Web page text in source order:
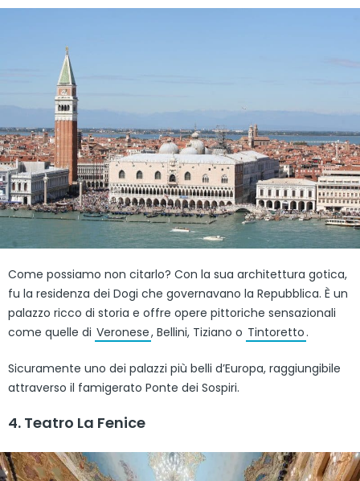
Come possiamo non citarlo? Con la sua architettura gotica,
fu la residenza dei Dogi che governavano la Repubblica. È un
palazzo ricco di storia e offre opere pittoriche sensazionali
come quelle di Veronese, Bellini, Tiziano o Tintoretto .
Sicuramente uno dei palazzi più belli d’Europa, raggiungibile
attraverso il famigerato Ponte dei Sospiri.
4. Teatro La Fenice